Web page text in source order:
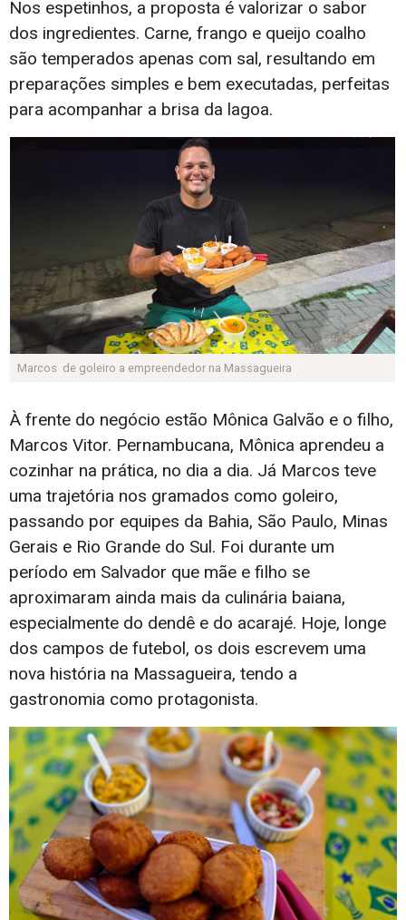
Nos espetinhos, a proposta é valorizar o sabor
dos ingredientes. Carne, frango e queijo coalho
são temperados apenas com sal, resultando em
preparações simples e bem executadas, perfeitas
para acompanhar a brisa da lagoa.
Marcos de goleiro a empreendedor na Massagueira
À frente do negócio estão Mônica Galvão e o filho,
Marcos Vitor. Pernambucana, Mônica aprendeu a
cozinhar na prática, no dia a dia. Já Marcos teve
uma trajetória nos gramados como goleiro,
passando por equipes da Bahia, São Paulo, Minas
Gerais e Rio Grande do Sul. Foi durante um
período em Salvador que mãe e filho se
aproximaram ainda mais da culinária baiana,
especialmente do dendê e do acarajé. Hoje, longe
dos campos de futebol, os dois escrevem uma
nova história na Massagueira, tendo a
gastronomia como protagonista.